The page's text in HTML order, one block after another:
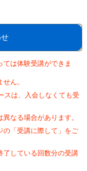
は体験受講ができま
ん。
スは、入会しなくても受
なる場合があります。
の「受講に際して」をご
了している回数分の受講